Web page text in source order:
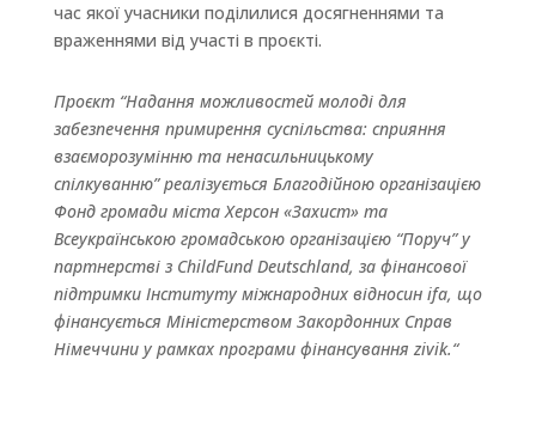
час якої учасники поділилися досягненнями та
враженнями від участі в проєкті.
Проєкт “Надання можливостей молоді для
забезпечення примирення суспільства: сприяння
взаєморозумінню та ненасильницькому
спілкуванню” реалізується Благодійною організацією
Фонд громади міста Херсон «Захист» та
Всеукраїнською громадською організацією “Поруч” у
партнерстві з ChildFund Deutschland, за фінансової
підтримки Інституту міжнародних відносин ifa, що
фінансується Міністерством Закордонних Справ
Німеччини у рамках програми фінансування zivik.“